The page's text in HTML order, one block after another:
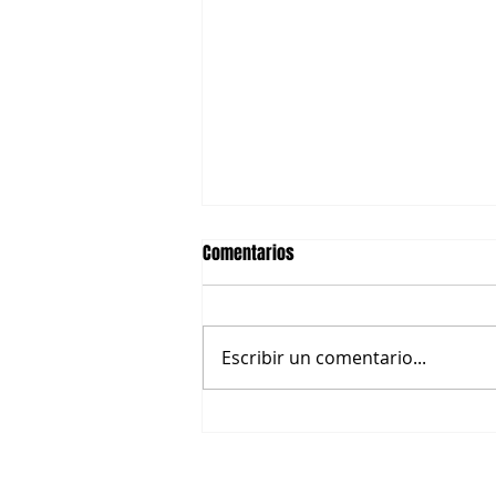
Comentarios
Escribir un comentario...